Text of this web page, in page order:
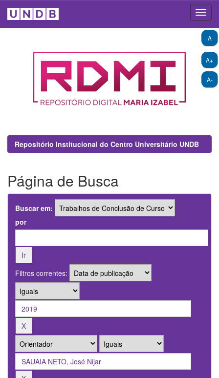
A+
A-
A
Repositório Institucional do Centro Universitário UNDB
Página de Busca
Buscar em:
por
Filtros correntes: